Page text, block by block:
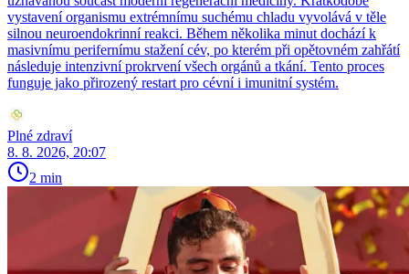
vystavení organismu extrémnímu suchému chladu vyvolává v těle
silnou neuroendokrinní reakci. Během několika minut dochází k
masivnímu perifernímu stažení cév, po kterém při opětovném zahřátí
následuje intenzivní prokrvení všech orgánů a tkání. Tento proces
funguje jako přirozený restart pro cévní i imunitní systém.
Plné zdraví
8. 8. 2026, 20:07
2 min